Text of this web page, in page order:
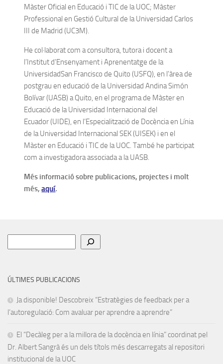
Màster Oficial en Educació i TIC de la UOC; Màster
Professional en Gestió Cultural de la Universidad Carlos
III de Madrid (UC3M).
He col·laborat com a consultora, tutora i docent a
l’Institut d’Ensenyament i Aprenentatge de la
UniversidadSan Francisco de Quito (USFQ), en l’àrea de
postgrau en educació de la Universidad Andina Simón
Bolívar (UASB) a Quito, en el programa de Màster en
Educació de la Universidad Internacional del
Ecuador (UIDE), en l’Especialització de Docència en Línia
de la Universidad Internacional SEK (UISEK) i en el
Màster en Educació i TIC de la UOC. També he participat
com a investigadora associada a la UASB.
Més informació sobre publicacions, projectes i molt
més,aquí.
ÚLTIMES PUBLICACIONS
Ja disponible! Descobreix “Estratègies de feedback per a
l’autoregulació: Com avaluar per aprendre a aprendre”
El “Decàleg per a la millora de la docència en línia” coordinat pel
Dr. Albert Sangrà és un dels títols més descarregats al repositori
institucional de la UOC